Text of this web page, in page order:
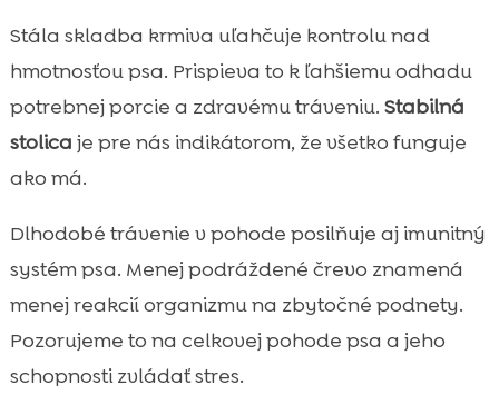
Stála skladba krmiva uľahčuje kontrolu nad
hmotnosťou psa. Prispieva to k ľahšiemu odhadu
potrebnej porcie a zdravému tráveniu. Stabilná
stolica je pre nás indikátorom, že všetko funguje
ako má.
Dlhodobé trávenie v pohode posilňuje aj imunitný
systém psa. Menej podráždené črevo znamená
menej reakcií organizmu na zbytočné podnety.
Pozorujeme to na celkovej pohode psa a jeho
schopnosti zvládať stres.